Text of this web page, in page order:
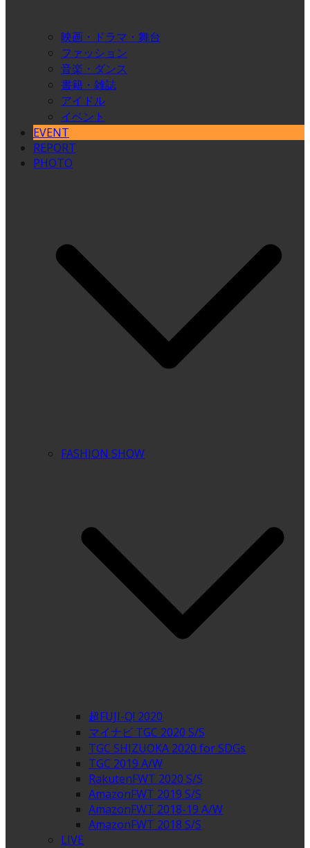
映画・ドラマ・舞台
ファッション
音楽・ダンス
書籍・雑誌
アイドル
イベント
EVENT
REPORT
PHOTO
FASHION SHOW
超FUJI-Q! 2020
マイナビ TGC 2020 S/S
TGC SHIZUOKA 2020 for SDGs
TGC 2019 A/W
RakutenFWT 2020 S/S
AmazonFWT 2019 S/S
AmazonFWT 2018-19 A/W
AmazonFWT 2018 S/S
LIVE